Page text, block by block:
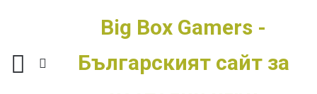
Меню Switch skin
Big Box Gamers -
Българският сайт за